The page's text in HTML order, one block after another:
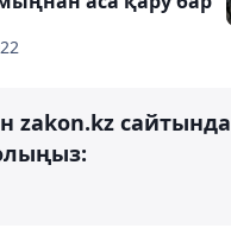
zakon.kz сайтында